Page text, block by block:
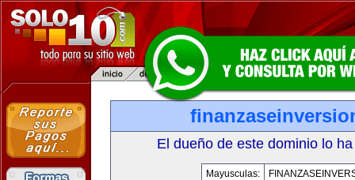
El dueño de este dominio lo
Mayusculas: